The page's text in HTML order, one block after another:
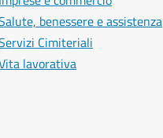
benessere e assistenza
Cimiteriali
lavorativa